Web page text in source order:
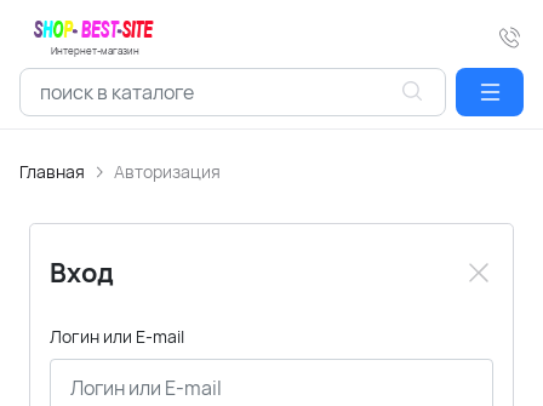
Интернет-магазин
Главная Авторизация
Вход
Логин или E-mail